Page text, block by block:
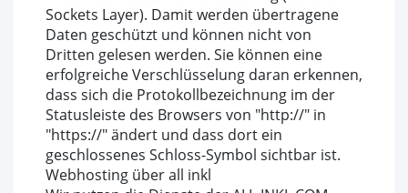
Sockets Layer). Damit werden übertragene
Daten geschützt und können nicht von
Dritten gelesen werden. Sie können eine
erfolgreiche Verschlüsselung daran erkennen,
dass sich die Protokollbezeichnung im der
Statusleiste des Browsers von "http://" in
"https://" ändert und dass dort ein
geschlossenes Schloss-Symbol sichtbar ist.
Webhosting über all inkl